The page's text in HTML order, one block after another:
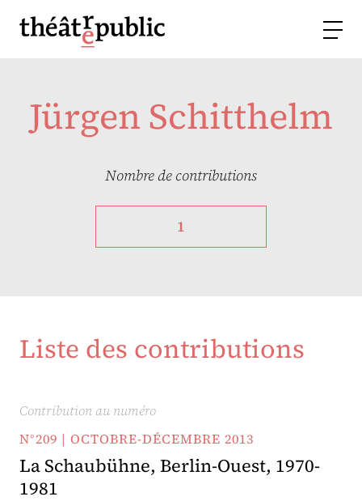
Jürgen Schitthelm
Nombre de contributions
1
Liste des contributions
Contribution au numéro
N°209 | OCTOBRE-DÉCEMBRE 2013
La Schaubühne, Berlin-Ouest, 1970-
1981